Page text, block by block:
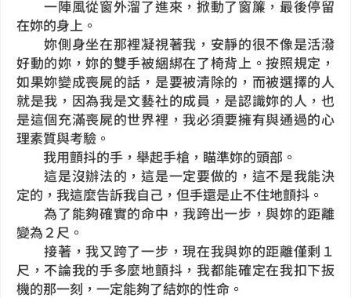
一陣風從窗外溜了進來，掀動了窗簾，最後停留
在妳的身上。
妳側身坐在那裡凝視著我，安靜的很不像是活潑
好動的妳，妳的雙手被綑綁在了椅背上。按照規定，
如果妳變成喪屍的話，是要被清除的，而被選擇的人
就是我，因為我是文藝社的成員，是認識妳的人，也
是這個充滿喪屍的世界裡，我必須要擁有與通過的心
理素質與考驗。
我用顫抖的手，舉起手槍，瞄準妳的頭部。
這是沒辦法的，這是一定要做的，這不是我能決
定的，我這麼告訴我自己，但手還是止不住地顫抖。
為了能夠確實的命中，我跨出一步，與妳的距離
變為２尺。
接著，我又跨了一步，現在我與妳的距離僅剩１
尺，不論我的手多麼地顫抖，我都能確定在我扣下扳
機的那一刻，一定能夠了結妳的性命。